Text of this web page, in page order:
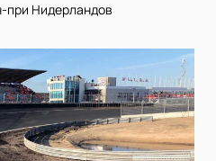
при Нидерландов